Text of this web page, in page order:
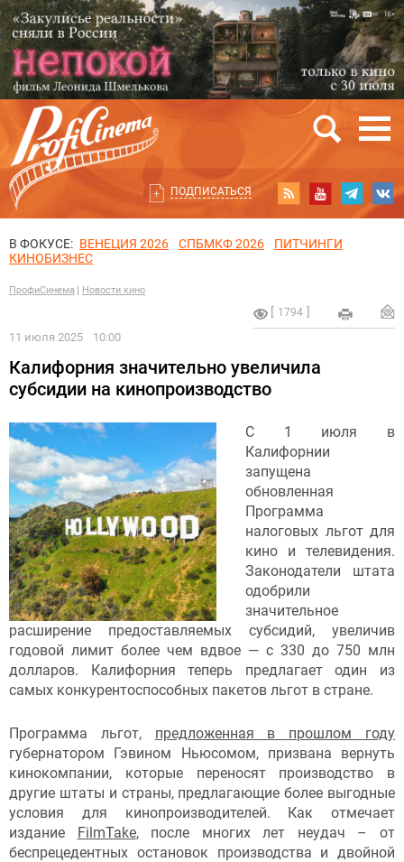
ПОДПИСАТЬСЯ
В ФОКУСЕ: ВЕНЕЦИЯ 2026 СПБМКФ 2026
ПИТЧИНГИ
КИНОБИЗНЕС
ПрофиСинема Новости кино
1794
11 июля 2025 10:00
Калифорния значительно увеличила
субсидии на кинопроизводство
С 1 июля в
Калифорнии
запущена
обновленная
Программа
налоговых льгот для
кино и телевидения.
Законодатели штата
одобрили
значительное
расширение предоставляемых субсидий, увеличив
годовой лимит более чем вдвое — с 330 до 750 млн
долларов. Калифорния теперь предлагает один из
самых конкурентоспособных пакетов льгот в стране.
Программа льгот, предложенная в прошлом году
губернатором Гэвином Ньюсомом, призвана вернуть
кинокомпании, которые переносят производство в
другие штаты и страны, предлагающие более выгодные
условия для кинопроизводителей. Как отмечает
издание FilmTake, после многих лет неудач – от
беспрецедентных остановок производства и двойной